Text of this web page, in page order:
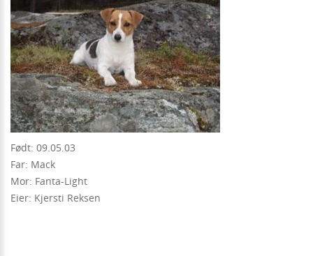
Født: 09.05.03
Far: Mack
Mor: Fanta-Light
Eier: Kjersti Reksen